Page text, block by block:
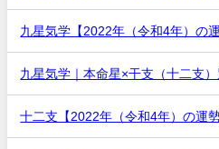
九星気学【2022年（令和4年）の運
九星気学｜本命星×干支（十二支
十二支【2022年（令和4年）の運勢